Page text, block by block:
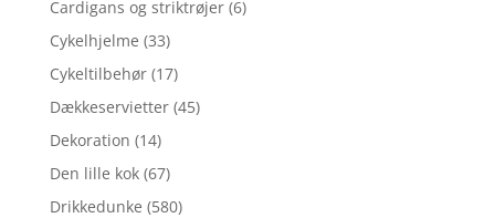
Cardigans og striktrøjer (6)
Cykelhjelme (33)
Cykeltilbehør (17)
Dækkeservietter (45)
Dekoration (14)
Den lille kok (67)
Drikkedunke (580)